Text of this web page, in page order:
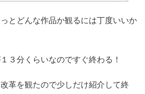
とどんな作品か観るには丁度いいか
３分くらいなのですぐ終わる！
革を観たので少しだけ紹介して終